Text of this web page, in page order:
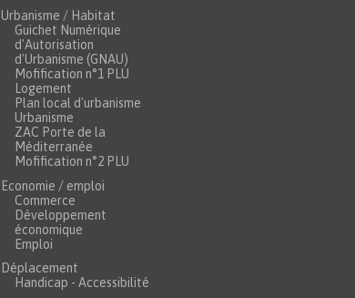
Urbanisme / Habitat
Guichet Numérique
d'Autorisation
d'Urbanisme (GNAU)
Mofification n°1 PLU
Logement
Plan local d'urbanisme
Urbanisme
ZAC Porte de la
Méditerranée
Mofification n°2 PLU
Economie / emploi
Commerce
Développement
économique
Emploi
Déplacement
Handicap - Accessibilité